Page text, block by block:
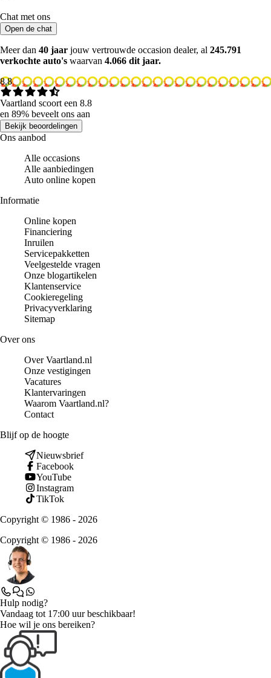
Chat met ons
Open de chat
Meer dan 40 jaar jouw vertrouwde occasion dealer, al 245.791
verkochte auto's waarvan 4.066 dit jaar.
8.8
Vaartland scoort een 8.8
en 89% beveelt ons aan
Bekijk beoordelingen
Ons aanbod
Alle occasions
Alle aanbiedingen
Auto online kopen
Informatie
Online kopen
Financiering
Inruilen
Servicepakketten
Veelgestelde vragen
Onze blogartikelen
Klantenservice
Cookieregeling
Privacyverklaring
Sitemap
Over ons
Over Vaartland.nl
Onze vestigingen
Vacatures
Klantervaringen
Waarom Vaartland.nl?
Contact
Blijf op de hoogte
Nieuwsbrief
Facebook
YouTube
Instagram
TikTok
Copyright © 1986 - 2026
Copyright © 1986 - 2026
Hulp nodig?
Vandaag tot 17:00 uur beschikbaar!
Hoe wil je ons bereiken?